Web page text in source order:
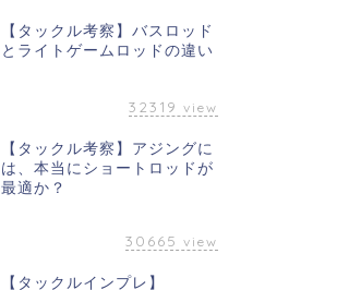
【タックル考察】バスロッド
とライトゲームロッドの違い
32319 view
【タックル考察】アジングに
は、本当にショートロッドが
最適か？
30665 view
【タックルインプレ】